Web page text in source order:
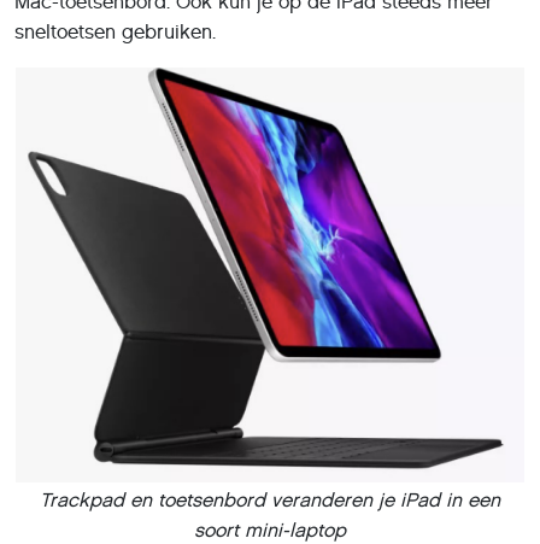
sneltoetsen gebruiken.
Trackpad en toetsenbord veranderen je iPad in een
soort mini-laptop